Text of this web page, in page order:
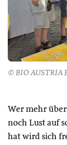
© BIO AUSTRIA
Wer mehr
noch Lust auf
hat wird sich